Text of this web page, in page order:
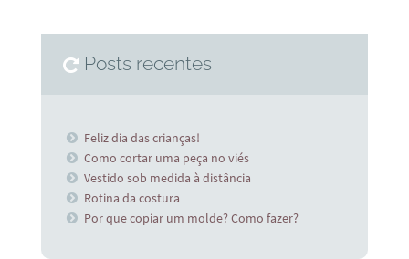
Posts recentes
Feliz dia das crianças!
Como cortar uma peça no viés
Vestido sob medida à distância
Rotina da costura
Por que copiar um molde? Como fazer?